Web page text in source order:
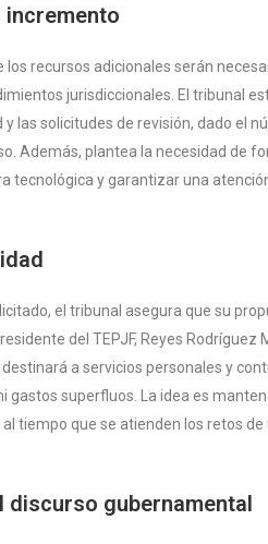
los recursos adicionales serán
jurisdiccionales. El tribunal
las solicitudes de revisión, dado el
Además, plantea la necesidad de
tecnológica y garantizar una
el tribunal asegura que su
presidente del TEPJF, Reyes
a servicios personales y
gastos superfluos. La idea es
tiempo que se atienden los retos
discurso gubernamental